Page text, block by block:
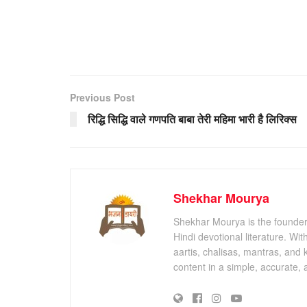
Previous Post
रिद्धि सिद्धि वाले गणपति बाबा तेरी महिमा भारी है लिरिक्स
Shekhar Mourya
Shekhar Mourya is the
Hindi devotional literature.
aartis, chalisas, mantras, and
content in a simple, accurate,